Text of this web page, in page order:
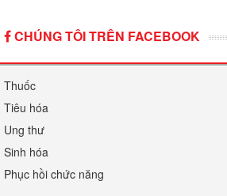
CHÚNG TÔI TRÊN FACEBOOK
Thuốc
Tiêu hóa
Ung thư
Sinh hóa
Phục hồi chức năng